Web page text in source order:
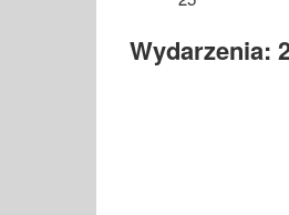
Wydarzenia: